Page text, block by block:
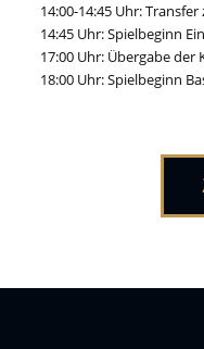
14:00-14:45 Uhr:
14:45 Uhr: Spielbeginn
17:00 Uhr: Übergabe der
18:00 Uhr: Spielbeginn